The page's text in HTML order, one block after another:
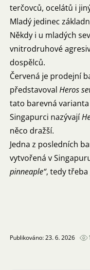
terčovců, ocelátů i
Mladý jedinec
Někdy i u mladých
vnitrodruhové
dospělců.
Červená je prodejní
představoval Heros
tato barevná
Singapurci nazývají
něco dražší.
Jedna z posledních
vytvořená v
pinneaple“, tedy třeba
Publikováno: 23. 6. 2026